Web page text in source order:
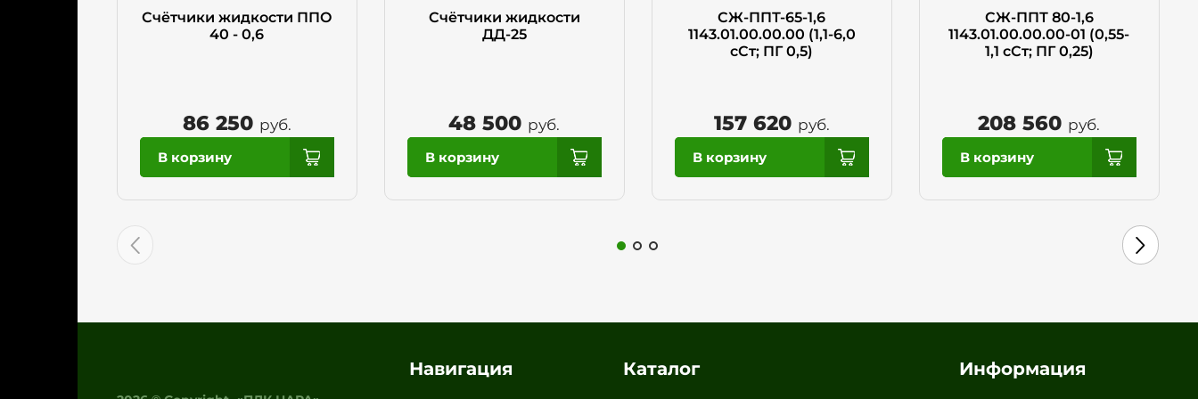
Счётчики жидкости ППО
40 - 0,6
86 250 руб.
Счётчики жидкости
ДД-25
48 500 руб.
СЖ-ППТ-65-1,6
1143.01.00.00.00 (1,1-6,0
сСт; ПГ 0,5)
157 620 руб.
СЖ-ППТ 80-1,6
1143.01.00.00.00-01 (0,55-
1,1 сСт; ПГ 0,25)
208 560 руб.
Навигация Каталог Информация